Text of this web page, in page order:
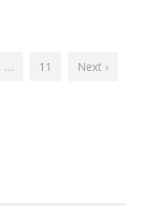
… 11 Next ›